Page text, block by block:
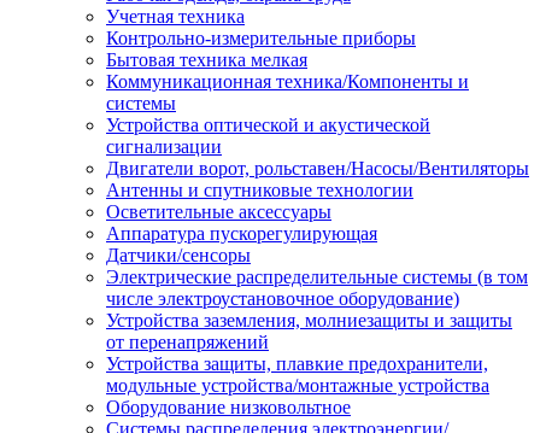
Учетная техника
Контрольно-измерительные приборы
Бытовая техника мелкая
Коммуникационная техника/Компоненты и
системы
Устройства оптической и акустической
сигнализации
Двигатели ворот, рольставен/Насосы/Вентиляторы
Антенны и спутниковые технологии
Осветительные аксессуары
Аппаратура пускорегулирующая
Датчики/сенсоры
Электрические распределительные системы (в том
числе электроустановочное оборудование)
Устройства заземления, молниезащиты и защиты
от перенапряжений
Устройства защиты, плавкие предохранители,
модульные устройства/монтажные устройства
Оборудование низковольтное
Системы распределения электроэнергии/